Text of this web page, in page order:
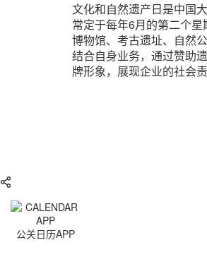
文化和自然遗产日是中国
常定于每年6月的第二个
博物馆、考古遗址、自然
结合自身业务，通过赞助
牌形象，展现企业的社会
公关日历APP